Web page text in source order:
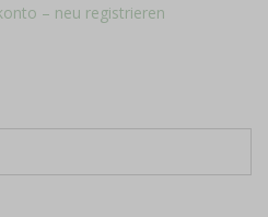
– neu registrieren